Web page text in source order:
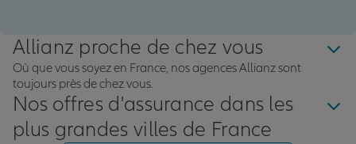
Allianz proche de chez vous
Où que vous soyez en France, nos agences Allianz sont
toujours près de chez vous.
Nos offres d'assurance dans les
plus grandes villes de France